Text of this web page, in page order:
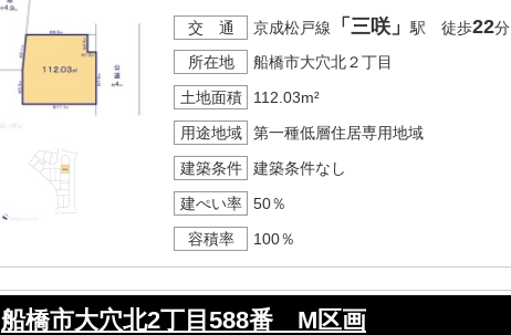
交 通 京成松戸線 「三咲」駅 徒歩22分
所在地
船橋市大穴北２丁目
土地面積
112.03m²
用途地域
第一種低層住居専用地域
建築条件
建築条件なし
建ぺい率
50％
容積率
100％
船橋市大穴北2丁目588番 M区画